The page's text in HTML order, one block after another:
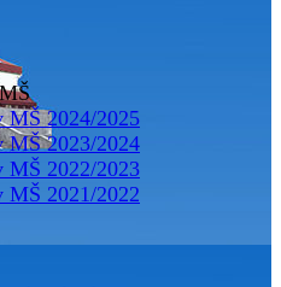
MŠ 2024/2025
MŠ 2023/2024
MŠ 2022/2023
MŠ 2021/2022